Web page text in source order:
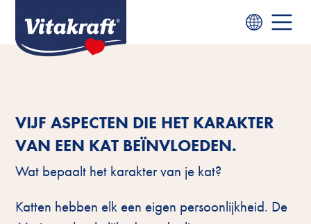
VIJF ASPECTEN DIE HET KARAKTER
VAN EEN KAT BEÏNVLOEDEN.
Wat bepaalt het karakter van je kat?
Katten hebben elk een eigen persoonlijkheid. De